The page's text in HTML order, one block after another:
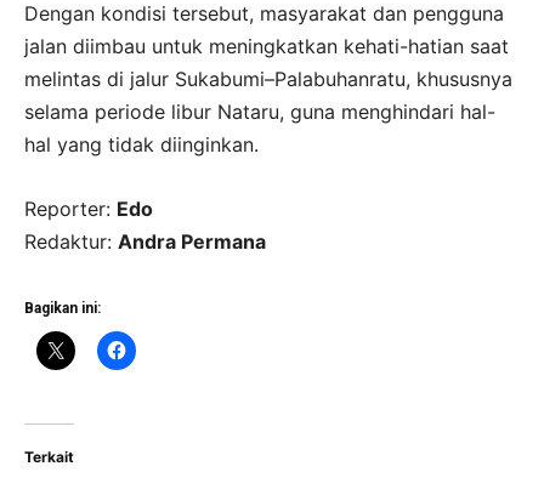
Dengan kondisi tersebut, masyarakat dan pengguna
jalan diimbau untuk meningkatkan kehati-hatian saat
melintas di jalur Sukabumi–Palabuhanratu, khususnya
selama periode libur Nataru, guna menghindari hal-
hal yang tidak diinginkan.
Reporter: Edo
Redaktur: Andra Permana
Bagikan ini:
Terkait